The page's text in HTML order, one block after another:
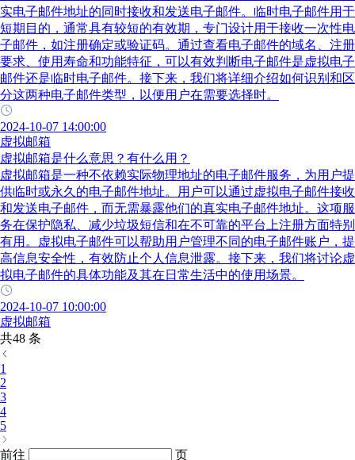
实电子邮件地址的同时接收和发送电子邮件。临时电子邮件用于
短期目的，通常具有较短的有效期，专门设计用于接收一次性电
子邮件，如注册确定或验证码。通过查看电子邮件的域名、注册
要求、使用寿命和功能特征，可以有效判断电子邮件是虚拟电子
邮件还是临时电子邮件。接下来，我们将详细介绍如何识别和区
分这两种电子邮件类型，以便用户在需要选择时。
2024-10-07 14:00:00
虚拟邮箱
虚拟邮箱是什么意思？有什么用？
虚拟邮箱是一种不依赖实际物理地址的电子邮件服务，为用户提
供临时或永久的电子邮件地址。用户可以通过虚拟电子邮件接收
和发送电子邮件，而无需暴露他们的真实电子邮件地址。这项服
务在保护隐私、减少垃圾短信和在不可靠的平台上注册方面特别
有用。虚拟电子邮件可以帮助用户管理不同的电子邮件账户，提
高信息安全性，有效防止个人信息泄露。接下来，我们将讨论虚
拟电子邮件的具体功能及其在日常生活中的使用场景。
2024-10-07 10:00:00
虚拟邮箱
共48 条
1
2
3
4
5
前往 页